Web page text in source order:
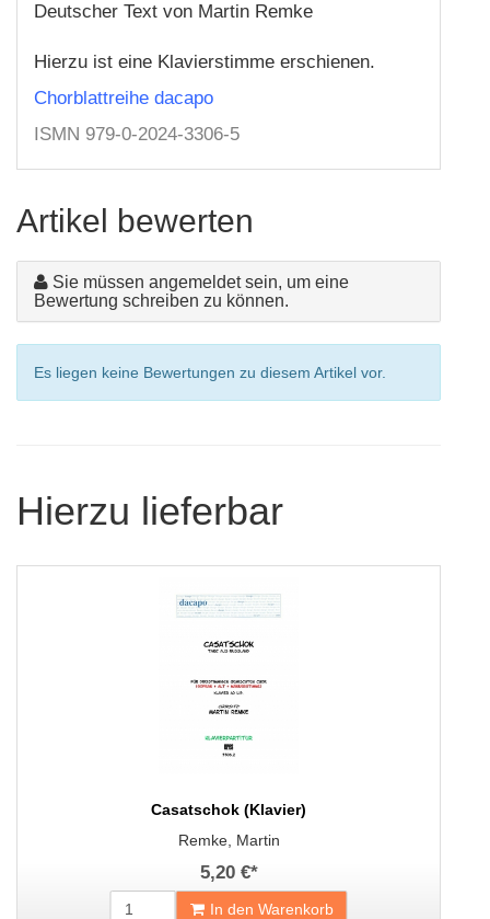
Deutscher Text von Martin Remke
Hierzu ist eine Klavierstimme erschienen.
Chorblattreihe dacapo
ISMN 979-0-2024-3306-5
Artikel bewerten
Sie müssen angemeldet sein, um eine
Bewertung schreiben zu können.
Es liegen keine Bewertungen zu diesem Artikel vor.
Hierzu lieferbar
Casatschok (Klavier)
Remke, Martin
5,20 €*
In den Warenkorb